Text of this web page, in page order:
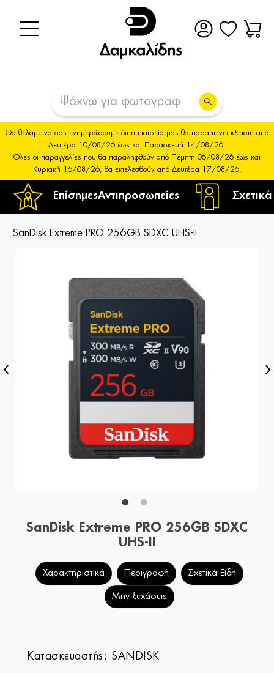
ΕπίσημεςΑντιπροσωπείες
Θα θέλαμε να σας ενημερώσουμε ότι η εταιρεία μας θα παραμείνει κλειστή από
Δευτέρα 10/08/26 έως και Παρασκευή 14/08/26.
Όλες οι παραγγελίες που θα παραληφθούν από Πέμπτη 06/08/26 έως και
Κυριακή 16/08/26, θα εκτελεσθούν από Δευτέρα 17/08/26.
SanDisk Extreme PRO 256GB SDXC UHS-II
SanDisk Extreme PRO 256GB SDXC
UHS-II
Χαρακτηριστικά Περιγραφή Σχετικά Είδη
Μην ξεχάσεις
Κατασκευαστής: SANDISK